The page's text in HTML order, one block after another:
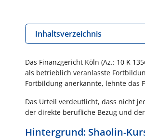
Inhaltsverzeichnis
Das Finanzgericht Köln (Az.: 10 K
als betrieblich veranlasste
Fortbildung anerkannte, lehnte das
Das Urteil verdeutlicht, dass nicht
der direkte berufliche Bezug und
Hintergrund: Shaolin-